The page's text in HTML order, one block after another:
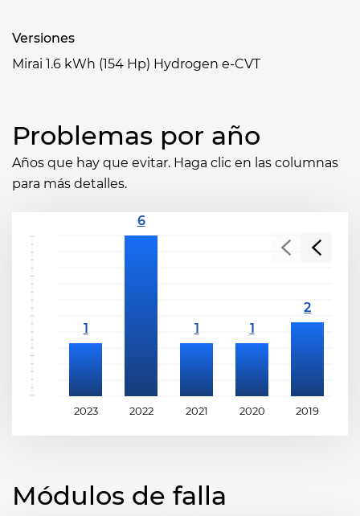
Versiones
Mirai 1.6 kWh (154 Hp) Hydrogen e-CVT
Problemas por año
Años que hay que evitar. Haga clic en las columnas
para más detalles.
2023 2022 2021 2020 2019
Módulos de falla